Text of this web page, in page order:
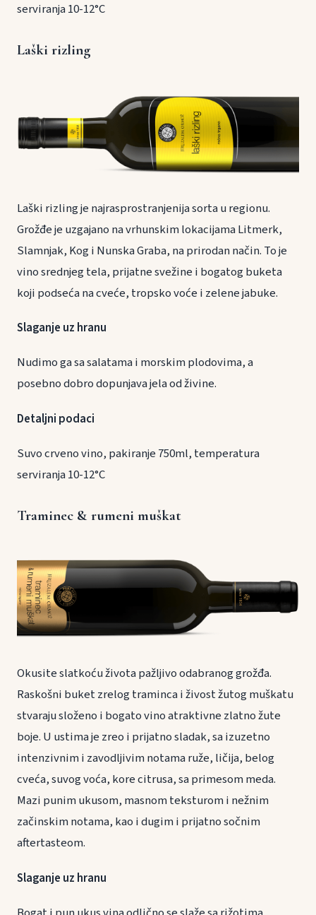
serviranja 10-12°C
Laški rizling
Laški rizling je najrasprostranjenija sorta u regionu.
Grožđe je uzgajano na vrhunskim lokacijama Litmerk,
Slamnjak, Kog i Nunska Graba, na prirodan način. To je
vino srednjeg tela, prijatne svežine i bogatog buketa
koji podseća na cveće, tropsko voće i zelene jabuke.
Slaganje uz hranu
Nudimo ga sa salatama i morskim plodovima, a
posebno dobro dopunjava jela od živine.
Detaljni podaci
Suvo crveno vino, pakiranje 750ml, temperatura
serviranja 10-12°C
Traminec & rumeni muškat
Okusite slatkoću života pažljivo odabranog grožđa.
Raskošni buket zrelog traminca i živost žutog muškatu
stvaraju složeno i bogato vino atraktivne zlatno žute
boje. U ustima je zreo i prijatno sladak, sa izuzetno
intenzivnim i zavodljivim notama ruže, ličija, belog
cveća, suvog voća, kore citrusa, sa primesom meda.
Mazi punim ukusom, masnom teksturom i nežnim
začinskim notama, kao i dugim i prijatno sočnim
aftertasteom.
Slaganje uz hranu